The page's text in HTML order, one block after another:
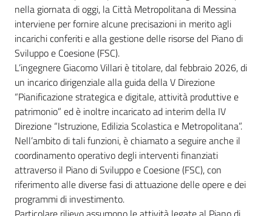
nella giornata di oggi, la Città Metropolitana di Messina
interviene per fornire alcune precisazioni in merito agli
incarichi conferiti e alla gestione delle risorse del Piano di
Sviluppo e Coesione (FSC).
L’ingegnere Giacomo Villari è titolare, dal febbraio 2026, di
un incarico dirigenziale alla guida della V Direzione
“Pianificazione strategica e digitale, attività produttive e
patrimonio” ed è inoltre incaricato ad interim della IV
Direzione “Istruzione, Edilizia Scolastica e Metropolitana”.
Nell’ambito di tali funzioni, è chiamato a seguire anche il
coordinamento operativo degli interventi finanziati
attraverso il Piano di Sviluppo e Coesione (FSC), con
riferimento alle diverse fasi di attuazione delle opere e dei
programmi di investimento.